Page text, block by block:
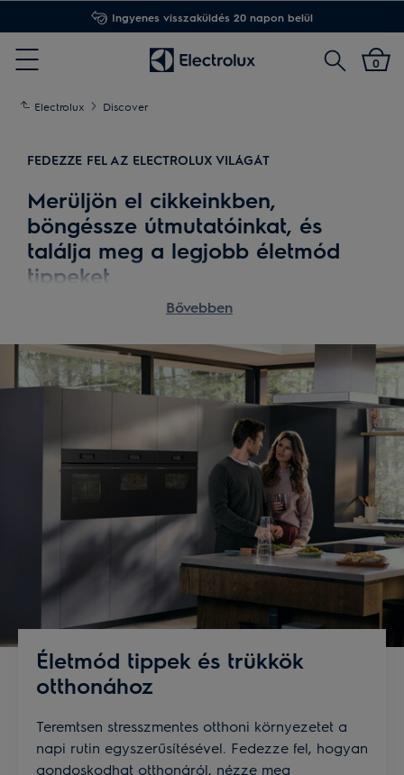
Ingyenes visszaküldés 20 napon belül
Menu
Keresés0
Electrolux Discover
FEDEZZE FEL AZ ELECTROLUX VILÁGÁT
Merüljön el cikkeinkben,
böngéssze útmutatóinkat, és
találja meg a legjobb életmód
tippeket
Olvasson bele inspiráló cikkeinkbe, nézze meg
az intelligens otthonban rejlő lehetőségeket, és
tartson velünk a fenntarthatóság felé vezető úton.
Fedezzen fel, tanuljon és csatlakoztassa eszközeit
az Electrolux alkalmazásoz, amikor csak teheti.
Bővebben
Életmód tippek és trükkök
otthonához
Teremtsen stresszmentes otthoni környezetet a
napi rutin egyszerűsítésével. Fedezze fel, hogyan
gondoskodhat otthonáról, nézze meg